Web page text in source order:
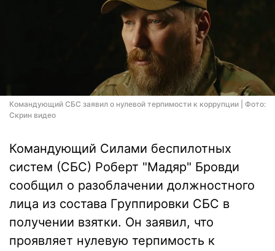
Командующий СБС заявил о нулевой терпимости к коррупции | Фото:
Скрин видео
Командующий Силами беспилотных
систем (СБС) Роберт "Мадяр" Бровди
сообщил о разоблачении должностного
лица из состава Группировки СБС в
получении взятки. Он заявил, что
проявляет нулевую терпимость к